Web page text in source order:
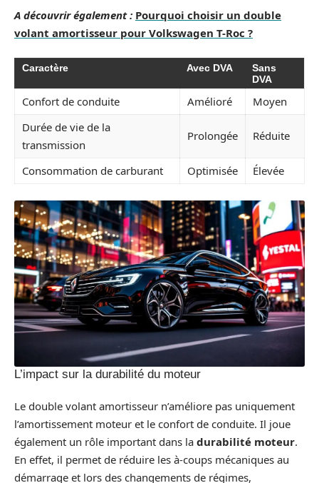
A découvrir également : Pourquoi choisir un double
volant amortisseur pour Volkswagen T-Roc ?
Caractère Avec DVA
Sans
DVA
Confort de conduite Amélioré
Moyen
Durée de vie de la
transmission
Prolongée Réduite
Consommation de carburant Optimisée Élevée
L’impact sur la durabilité du moteur
Le double volant amortisseur n’améliore pas uniquement
l’amortissement moteur et le confort de conduite. Il joue
également un rôle important dans la durabilité moteur.
En effet, il permet de réduire les à-coups mécaniques au
démarrage et lors des changements de régimes,